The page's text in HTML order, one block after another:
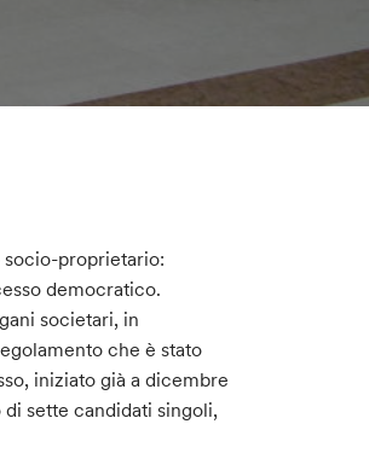
socio-proprietario:
democratico.
societari, in
che è stato
iniziato già a dicembre
sette candidati singoli,